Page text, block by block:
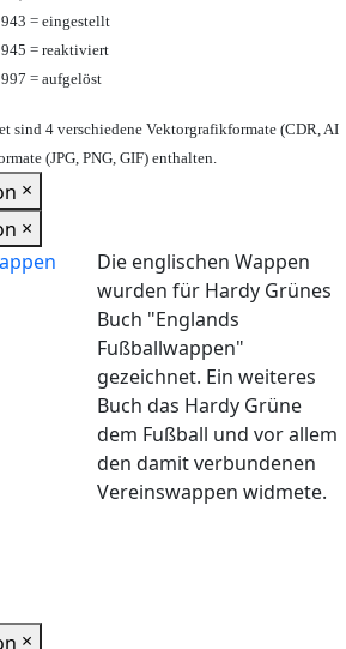
= eingestellt
= reaktiviert
= aufgelöst
sind 4 verschiedene Vektorgrafikformate (CDR, AI
(JPG, PNG, GIF) enthalten.
×
×
Die englischen Wappen
wurden für Hardy Grünes
Buch "Englands
Fußballwappen"
gezeichnet. Ein weiteres
Buch das Hardy Grüne
dem Fußball und vor allem
den damit verbundenen
Vereinswappen widmete.
×